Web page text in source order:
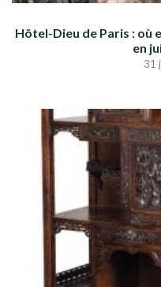
Hôtel-Dieu de Paris : où
en
31